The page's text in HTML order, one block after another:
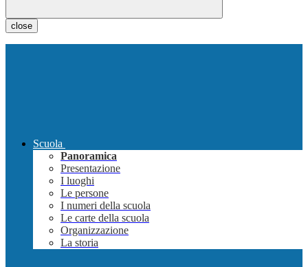
close
Scuola
Panoramica
Presentazione
I luoghi
Le persone
I numeri della scuola
Le carte della scuola
Organizzazione
La storia